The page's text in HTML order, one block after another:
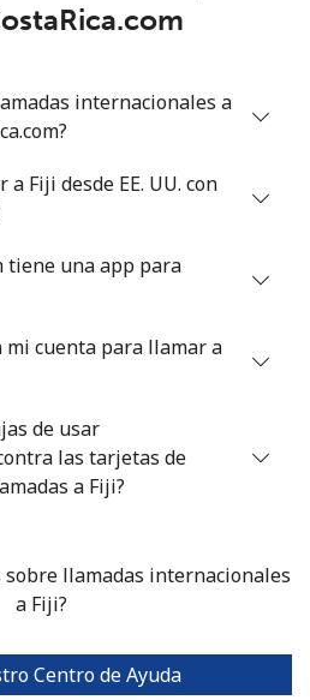
internacionales a
Fiji desde EE. UU. con
tiene una app para
mi cuenta para llamar a
de usar
las tarjetas de
a Fiji?
llamadas internacionales
a Fiji?
Centro de Ayuda